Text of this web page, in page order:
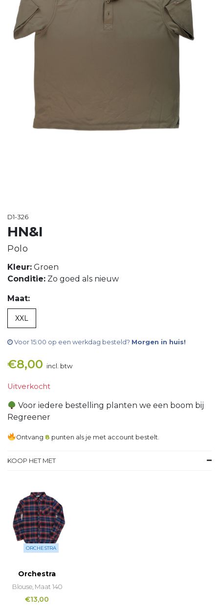
D1-326
HN&I
Polo
Kleur: Groen
Conditie: Zo goed als nieuw
Maat:
XXL
Voor 15:00 op een werkdag besteld? Morgen in huis!
€8,00 incl. btw
Uitverkocht
Voor iedere bestelling planten we een boom bij
Regreener
Ontvang 8 punten als je met account bestelt.
KOOP HET MET
ORCHESTRA
Orchestra
Blouse, Maat 140
€13,00